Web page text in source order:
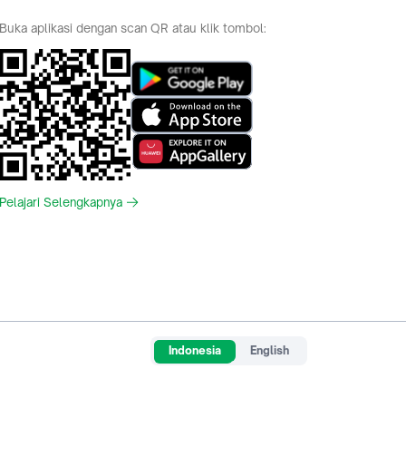
Buka aplikasi dengan scan QR atau klik tombol:
Pelajari Selengkapnya
Indonesia English